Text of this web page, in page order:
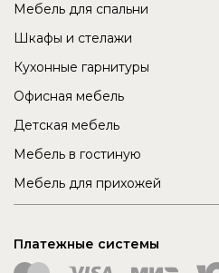
Мебель для спальни
Шкафы и стелажи
Кухонные гарнитуры
Офисная мебель
Детская мебель
Мебель в гостиную
Мебель для прихожей
Платежные системы